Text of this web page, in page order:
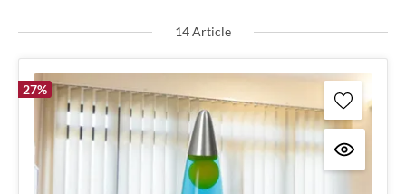
14 Article
27%